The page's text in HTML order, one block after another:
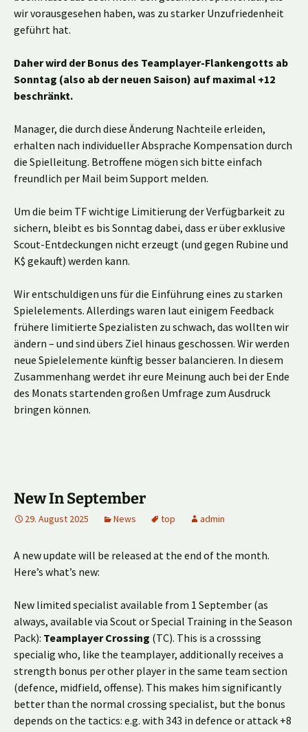
wir vorausgesehen haben, was zu starker Unzufriedenheit
geführt hat.
Daher wird der Bonus des Teamplayer-Flankengotts ab
Sonntag (also ab der neuen Saison) auf maximal +12
beschränkt.
Manager, die durch diese Änderung Nachteile erleiden,
erhalten nach individueller Absprache Kompensation durch
die Spielleitung. Betroffene mögen sich bitte einfach
freundlich per Mail beim Support melden.
Um die beim TF wichtige Limitierung der Verfügbarkeit zu
sichern, bleibt es bis Sonntag dabei, dass er über exklusive
Scout-Entdeckungen nicht erzeugt (und gegen Rubine und
K$ gekauft) werden kann.
Wir entschuldigen uns für die Einführung eines zu starken
Spielelements. Allerdings waren laut einigem Feedback
frühere limitierte Spezialisten zu schwach, das wollten wir
ändern – und sind übers Ziel hinaus geschossen. Wir werden
neue Spielelemente künftig besser balancieren. In diesem
Zusammenhang werdet ihr eure Meinung auch bei der Ende
des Monats startenden großen Umfrage zum Ausdruck
bringen können.
New In September
29. August 2025 News top admin
A new update will be released at the end of the month.
Here’s what’s new:
New limited specialist available from 1 September (as
always, available via Scout or Special Training in the Season
Pack): Teamplayer Crossing (TC). This is a crosssing
specialig who, like the teamplayer, additionally receives a
strength bonus per other player in the same team section
(defence, midfield, offense). This makes him significantly
better than the normal crossing specialist, but the bonus
depends on the tactics: e.g. with 343 in defence or attack +8